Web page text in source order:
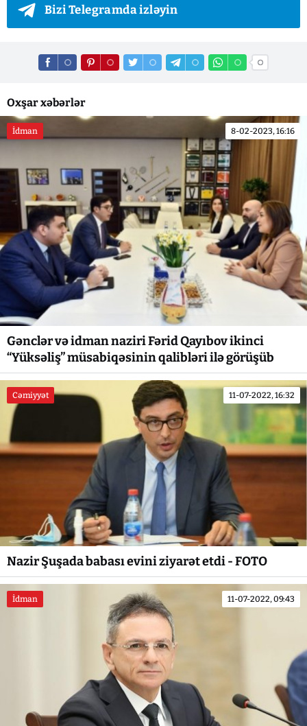
Bizi Telegramda izləyin
Oxşar xəbərlər
İdman 8-02-2023, 16:16
Gənclər və idman naziri Fərid Qayıbov ikinci
“Yüksəliş” müsabiqəsinin qalibləri ilə görüşüb
Cəmiyyət 11-07-2022, 16:32
Nazir Şuşada babası evini ziyarət etdi - FOTO
İdman 11-07-2022, 09:43